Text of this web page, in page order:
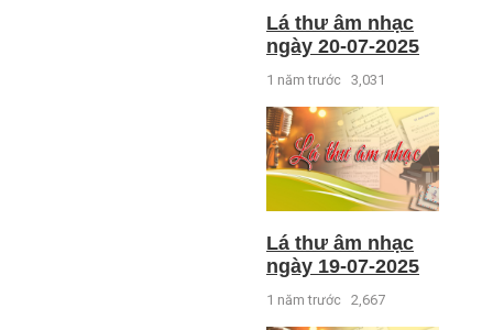
Lá thư âm nhạc
ngày 20-07-2025
1 năm trước 3,031
Lá thư âm nhạc
ngày 19-07-2025
1 năm trước 2,667